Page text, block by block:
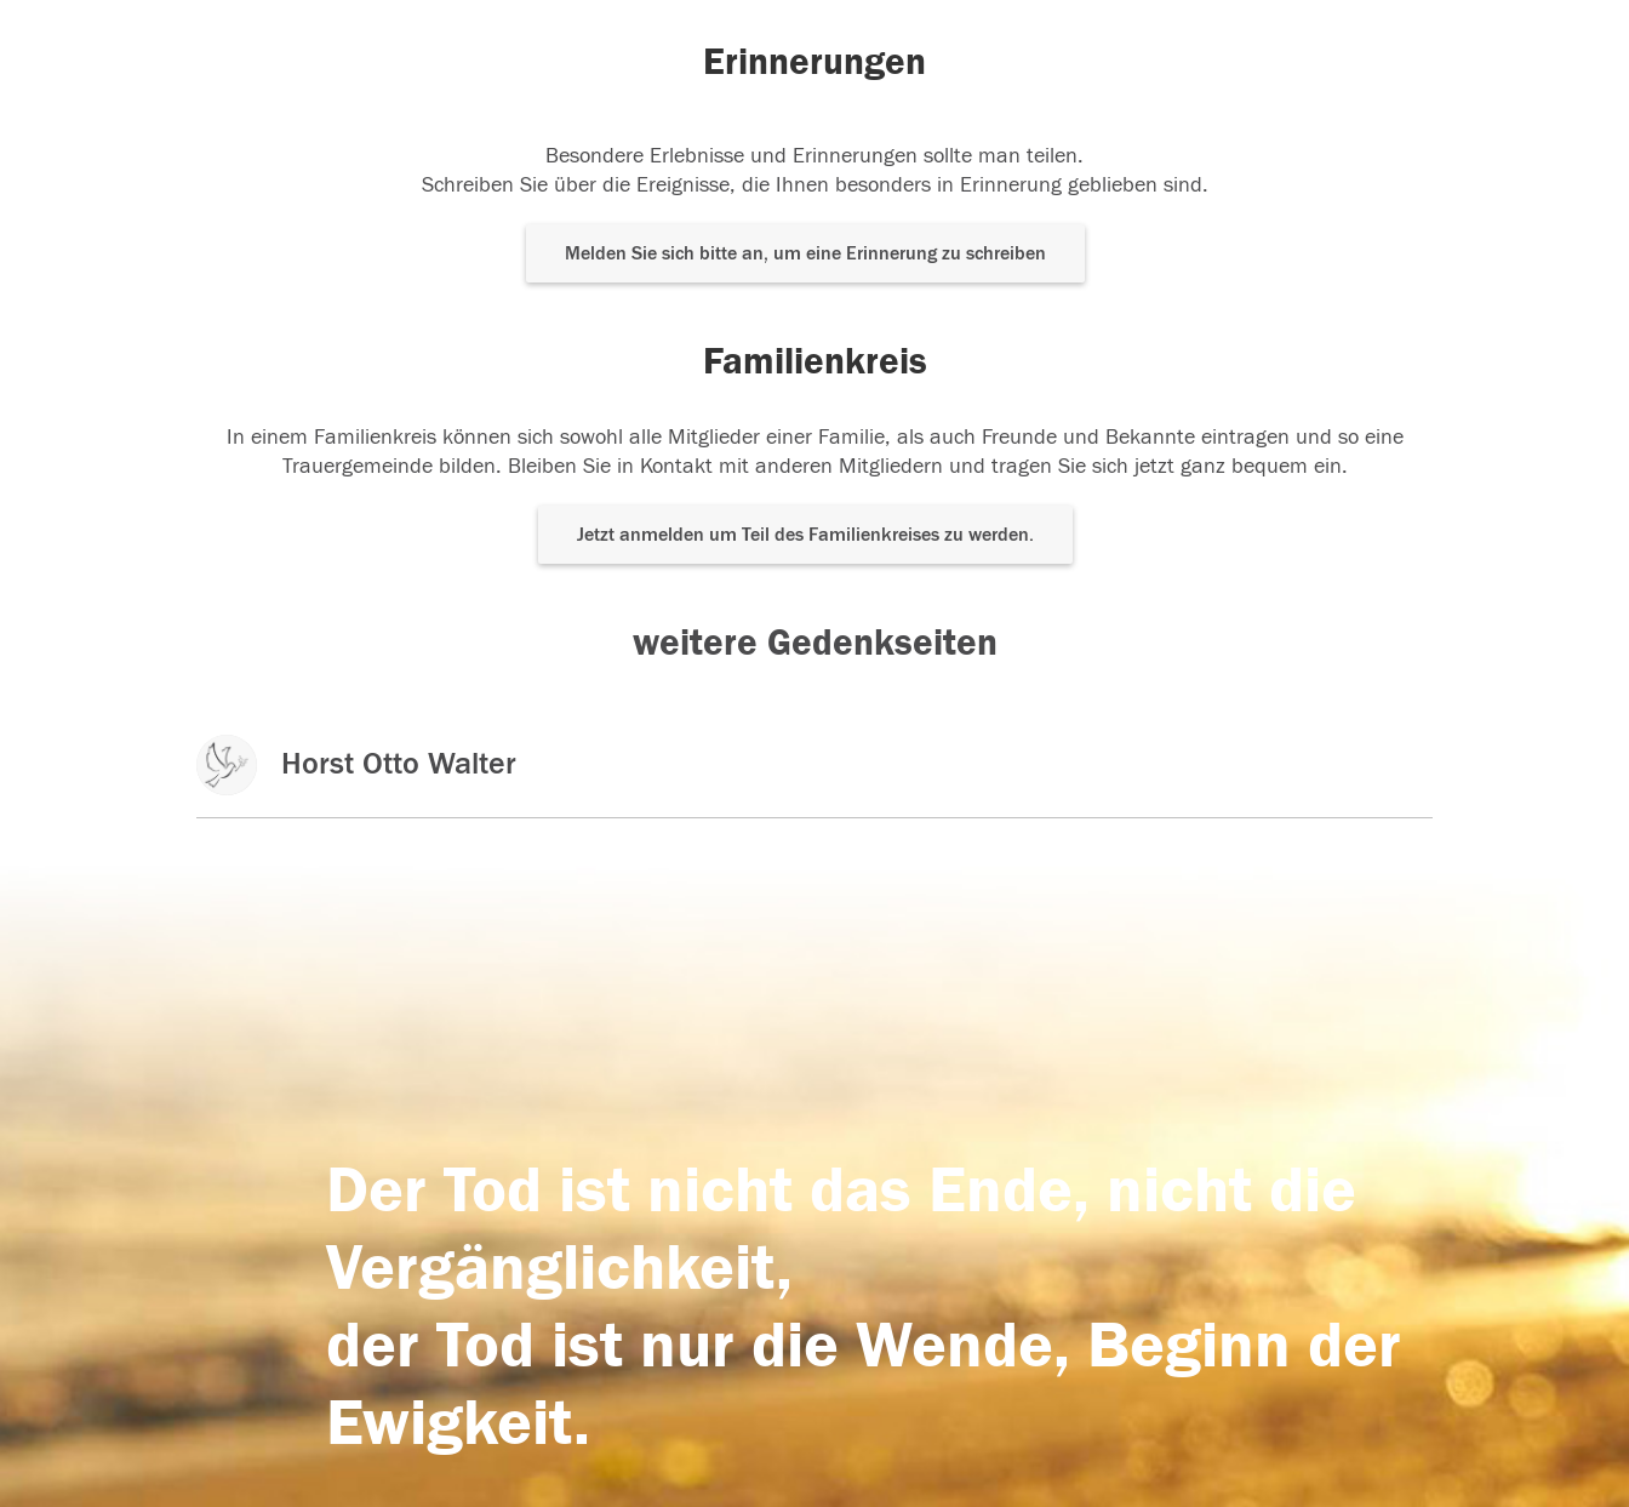
Erinnerungen
Besondere Erlebnisse und Erinnerungen sollte man teilen.
Schreiben Sie über die Ereignisse, die Ihnen besonders in Erinnerung geblieben sind.
Melden Sie sich bitte an, um eine Erinnerung zu schreiben
Familienkreis
In einem Familienkreis können sich sowohl alle Mitglieder einer Familie, als auch Freunde und Bekannte eintragen und so eine
Trauergemeinde bilden. Bleiben Sie in Kontakt mit anderen Mitgliedern und tragen Sie sich jetzt ganz bequem ein.
Jetzt anmelden um Teil des Familienkreises zu werden.
weitere Gedenkseiten
Horst Otto Walter
Der Tod ist nicht das Ende, nicht die
Vergänglichkeit,
der Tod ist nur die Wende, Beginn der
Ewigkeit.